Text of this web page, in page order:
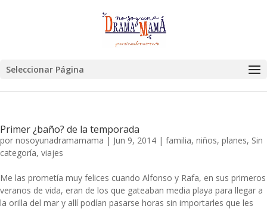
Seleccionar Página
Primer ¿baño? de la temporada
por nosoyunadramamama | Jun 9, 2014 | familia, niños, planes, Sin
categoría, viajes
Me las prometía muy felices cuando Alfonso y Rafa, en sus primeros
veranos de vida, eran de los que gateaban media playa para llegar a
la orilla del mar y allí podían pasarse horas sin importarles que les